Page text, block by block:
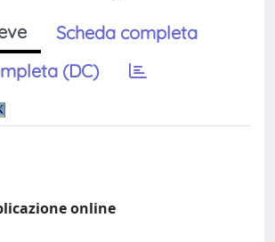
Scheda completa
(DC)
online